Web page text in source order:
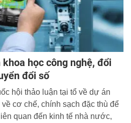
học công nghệ, đổi
đổi số
hội thảo luận tại tổ về dự án
cơ chế, chính sạch đặc thù để
quan đến kinh tế nhà nước,